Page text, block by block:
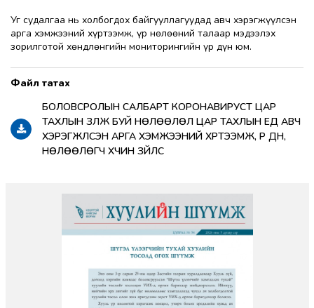
Уг судалгаа нь холбогдох байгууллагуудад авч хэрэгжүүлсэн
арга хэмжээний хүртээмж, үр нөлөөний талаар мэдээлэх
зорилготой хөндлөнгийн мониторингийн үр дүн юм.
БОЛОВСРОЛЫН САЛБАРТ КОРОНАВИРУСТ ЦАР
ТАХЛЫН ҮЗҮҮЛЖ БУЙ НӨЛӨӨЛӨЛ ЦАР ТАХЛЫН ҮЕД АВЧ
ХЭРЭГЖҮҮЛСЭН АРГА ХЭМЖЭЭНИЙ ХҮРТЭЭМЖ, ҮР ДҮН,
НӨЛӨӨЛӨГЧ ХҮЧИН ЗҮЙЛС